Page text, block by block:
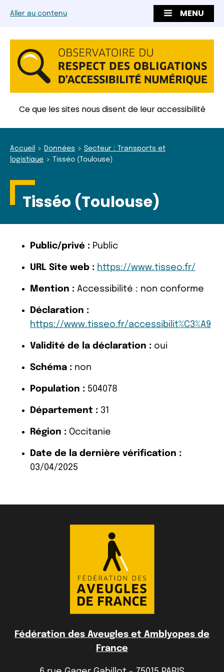
Aller au contenu MENU
Ce que les sites nous disent de leur accessibilité
Accueil Données
Secteur : Transports et
logistique
Tisséo (Toulouse)
Tisséo (Toulouse)
Public/privé : Public
URL Site web : https://www.tisseo.fr/
Mention : Accessibilité : non conforme
Déclaration :
https://www.tisseo.fr/accessibilit%C3%A9
Validité de la déclaration : oui
Schéma : non
Population : 504078
Département : 31
Région : Occitanie
Date de la dernière vérification :
03/04/2025
Fédération des Aveugles et Amblyopes de
France